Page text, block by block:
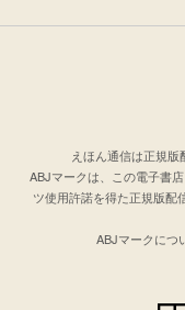
えほん通信は正規版
ABJマークは、この電子書
ツ使用許諾を得た正規版配
ABJマークにつ